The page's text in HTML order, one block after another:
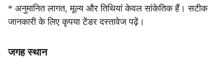
* अनुमानित लागत, मूल्य और तिथियां केवल सांकेतिक हैं। सटीक
जानकारी के लिए कृपया टेंडर दस्तावेज पढ़ें।
जगह स्थान